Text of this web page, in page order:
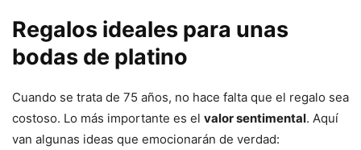
Regalos ideales para unas
bodas de platino
Cuando se trata de 75 años, no hace falta que el regalo sea
costoso. Lo más importante es el valor sentimental. Aquí
van algunas ideas que emocionarán de verdad: